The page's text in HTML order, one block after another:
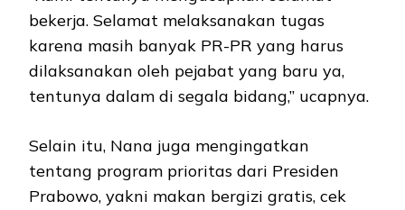
bekerja. Selamat melaksanakan tugas
karena masih banyak PR-PR yang harus
dilaksanakan oleh pejabat yang baru ya,
tentunya dalam di segala bidang,” ucapnya.
Selain itu, Nana juga mengingatkan
tentang program prioritas dari Presiden
Prabowo, yakni makan bergizi gratis, cek